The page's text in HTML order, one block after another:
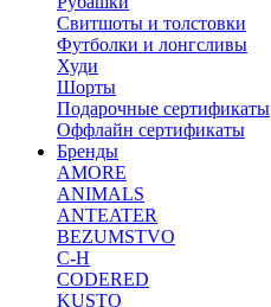
Свитшоты и толстовки
Футболки и лонгсливы
Худи
Шорты
Подарочные сертификаты
Оффлайн сертификаты
Бренды
AMORE
ANIMALS
ANTEATER
BEZUMSTVO
C-H
CODERED
KUSTO